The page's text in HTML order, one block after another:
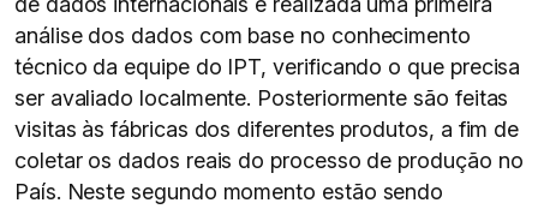
análise dos dados com base no conhecimento
técnico da equipe do IPT, verificando o que precisa
ser avaliado localmente. Posteriormente são feitas
visitas às fábricas dos diferentes produtos, a fim de
coletar os dados reais do processo de produção no
País. Neste segundo momento estão sendo